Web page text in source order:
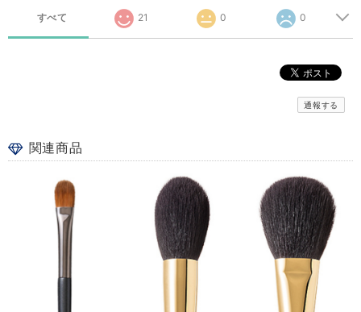
すべて 21 0 0
通報する
関連商品